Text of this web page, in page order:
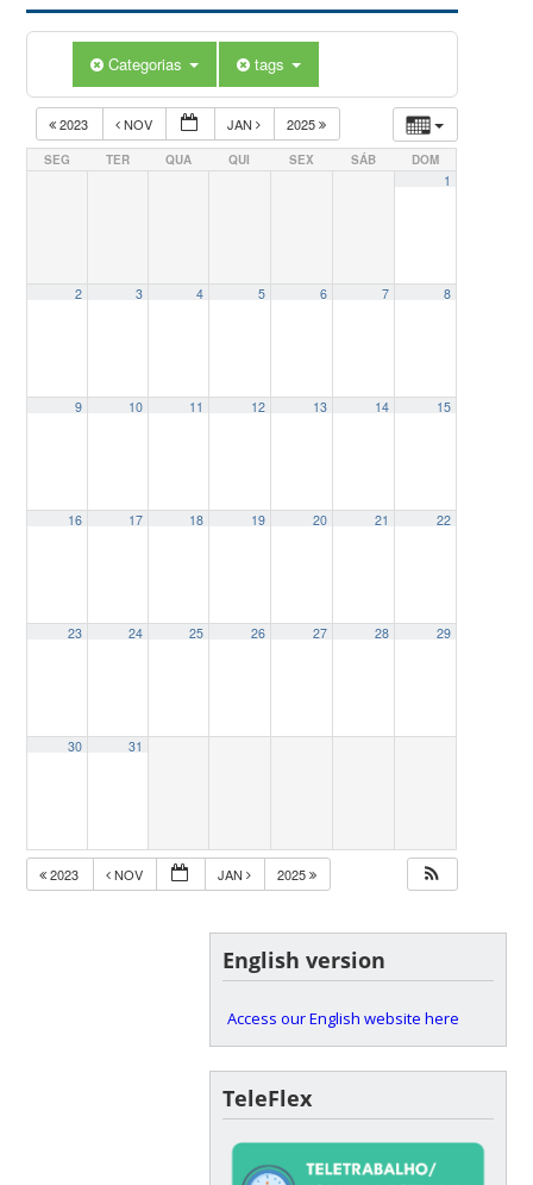
Categorias tags
2023 NOV JAN 2025
SEG TER QUA QUI SEX SÁB DOM
1
2 3 4 5 6 7 8
9 10 11 12 13 14 15
16 17 18 19 20 21 22
23 24 25 26 27 28 29
30 31
2023 NOV JAN 2025
English version
Access our English website here
TeleFlex